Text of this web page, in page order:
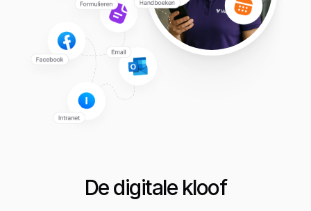
De digitale kloof